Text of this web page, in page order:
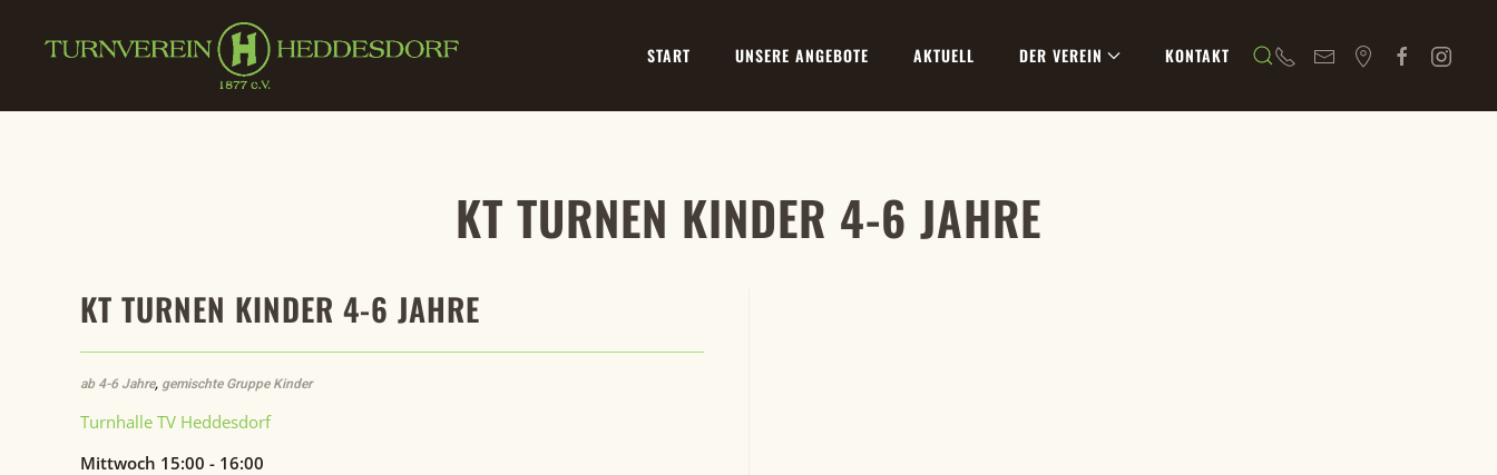
Zum Hauptinhalt springen START UNSERE ANGEBOTE AKTUELL DER VEREIN KONTAKT
KT TURNEN KINDER 4-6 JAHRE
KT TURNEN KINDER 4-6 JAHRE
ab 4-6 Jahre, gemischte Gruppe Kinder
Turnhalle TV Heddesdorf
Mittwoch 15:00 - 16:00